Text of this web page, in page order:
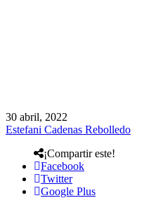
30 abril, 2022
Estefani Cadenas Rebolledo
¡Compartir este!
Facebook
Twitter
Google Plus